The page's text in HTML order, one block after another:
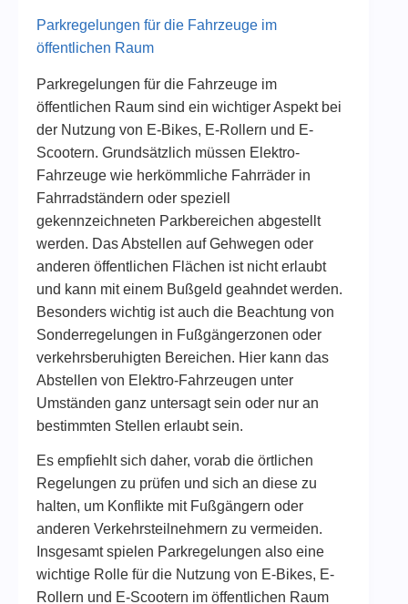
Parkregelungen für die Fahrzeuge im
öffentlichen Raum
Parkregelungen für die Fahrzeuge im
öffentlichen Raum sind ein wichtiger Aspekt bei
der Nutzung von E-Bikes, E-Rollern und E-
Scootern. Grundsätzlich müssen Elektro-
Fahrzeuge wie herkömmliche Fahrräder in
Fahrradständern oder speziell
gekennzeichneten Parkbereichen abgestellt
werden. Das Abstellen auf Gehwegen oder
anderen öffentlichen Flächen ist nicht erlaubt
und kann mit einem Bußgeld geahndet werden.
Besonders wichtig ist auch die Beachtung von
Sonderregelungen in Fußgängerzonen oder
verkehrsberuhigten Bereichen. Hier kann das
Abstellen von Elektro-Fahrzeugen unter
Umständen ganz untersagt sein oder nur an
bestimmten Stellen erlaubt sein.
Es empfiehlt sich daher, vorab die örtlichen
Regelungen zu prüfen und sich an diese zu
halten, um Konflikte mit Fußgängern oder
anderen Verkehrsteilnehmern zu vermeiden.
Insgesamt spielen Parkregelungen also eine
wichtige Rolle für die Nutzung von E-Bikes, E-
Rollern und E-Scootern im öffentlichen Raum